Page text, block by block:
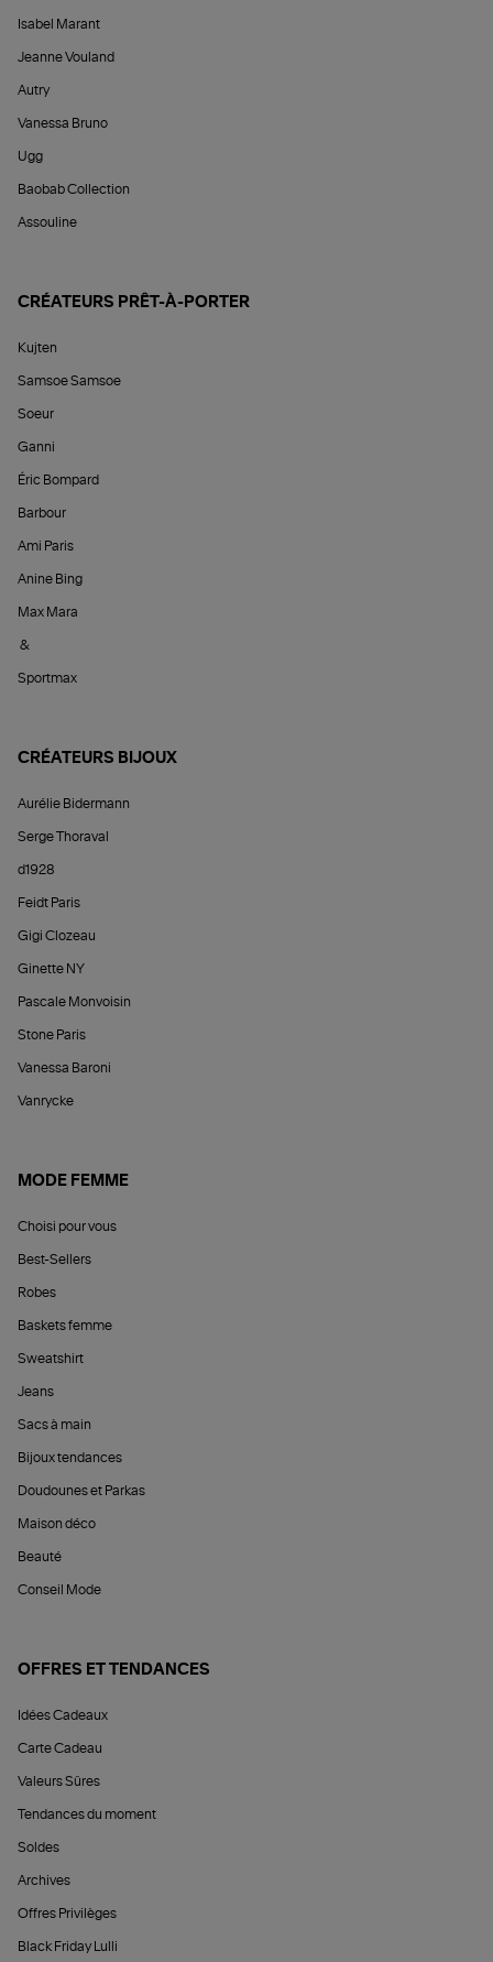
Isabel Marant
Jeanne Vouland
Autry
Vanessa Bruno
Ugg
Baobab Collection
Assouline
CRÉATEURS PRÊT-À-PORTER
Kujten
Samsoe Samsoe
Soeur
Ganni
Éric Bompard
Barbour
Ami Paris
Anine Bing
Max Mara
&
Sportmax
CRÉATEURS BIJOUX
Aurélie Bidermann
Serge Thoraval
d1928
Feidt Paris
Gigi Clozeau
Ginette NY
Pascale Monvoisin
Stone Paris
Vanessa Baroni
Vanrycke
MODE FEMME
Choisi pour vous
Best-Sellers
Robes
Baskets femme
Sweatshirt
Jeans
Sacs à main
Bijoux tendances
Doudounes et Parkas
Maison déco
Beauté
Conseil Mode
OFFRES ET TENDANCES
Idées Cadeaux
Carte Cadeau
Valeurs Sûres
Tendances du moment
Soldes
Archives
Offres Privilèges
Black Friday Lulli